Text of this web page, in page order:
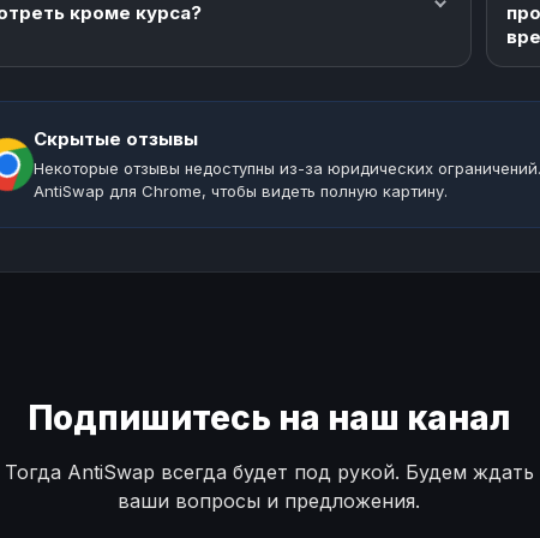
кроме курса?
Скрытые отзывы
Некоторые отзывы недоступны из-за юридических
AntiSwap для Chrome, чтобы видеть полную картину.
Подпишитесь на наш канал
Тогда AntiSwap всегда будет под рукой. Будем ждать
ваши вопросы и предложения.